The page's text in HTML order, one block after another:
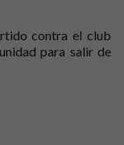
contra el club
para salir de